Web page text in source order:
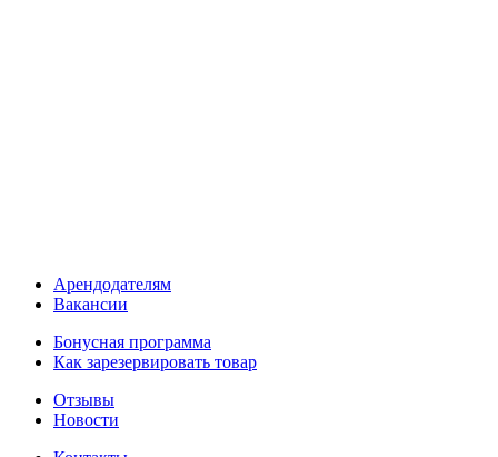
Арендодателям
Вакансии
Бонусная программа
Как зарезервировать товар
Отзывы
Новости